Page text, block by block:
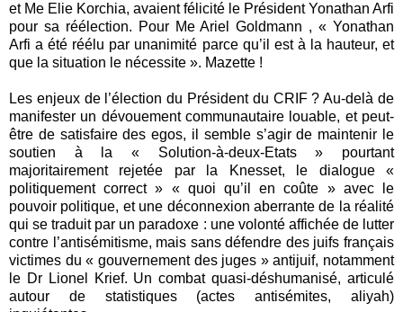
et Me Elie Korchia, avaient félicité le Président Yonathan Arfi
pour sa réélection. Pour Me Ariel Goldmann , « Yonathan
Arfi a été réélu par unanimité parce qu’il est à la hauteur, et
que la situation le nécessite ». Mazette !
Les enjeux de l’élection du Président du CRIF ? Au-delà de
manifester un dévouement communautaire louable, et peut-
être de satisfaire des egos, il semble s’agir de maintenir le
soutien à la « Solution-à-deux-Etats » pourtant
majoritairement rejetée par la Knesset, le dialogue «
politiquement correct » « quoi qu’il en coûte » avec le
pouvoir politique, et une déconnexion aberrante de la réalité
qui se traduit par un paradoxe : une volonté affichée de lutter
contre l’antisémitisme, mais sans défendre des juifs français
victimes du « gouvernement des juges » antijuif, notamment
le Dr Lionel Krief. Un combat quasi-déshumanisé, articulé
autour de statistiques (actes antisémites, aliyah)